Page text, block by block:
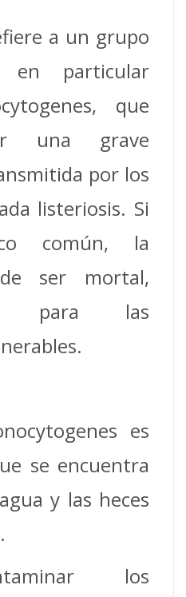
a un grupo
en particular
que
una grave
por los
listeriosis. Si
común, la
ser mortal,
para las
es
se encuentra
y las heces
los